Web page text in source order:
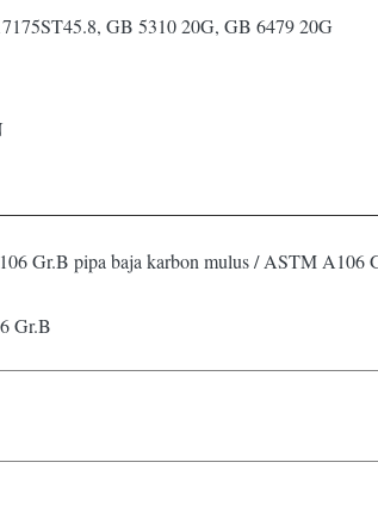
GB 5310 20G, GB 6479 20G
Gr.B pipa baja karbon mulus / ASTM A106
Gr.B